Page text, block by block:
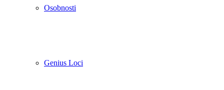
Osobnosti
Genius Loci